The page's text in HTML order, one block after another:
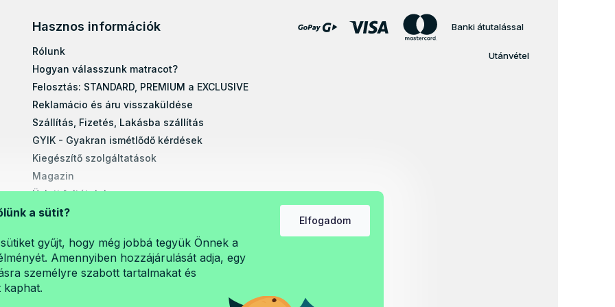
a sütit?
gyűjt, hogy még jobbá tegyük Önnek a
Amennyiben hozzájárulását adja, egy
személyre szabott tartalmakat és
kaphat.
Elfogadom
Hasznos információk
Rólunk
Hogyan válasszunk matracot?
Felosztás: STANDARD, PREMIUM a EXCLUSIVE
Reklamácio és áru visszaküldése
Szállítás, Fizetés, Lakásba szállítás
GYIK - Gyakran ismétlődő kérdések
Kiegészítő szolgáltatások
Magazin
Üzleti feltételek
Egyéb tudnivalók
Szerelési útmutatók
A személyes adatok védelme (GDPR)
Banki átutalással
Utánvétel